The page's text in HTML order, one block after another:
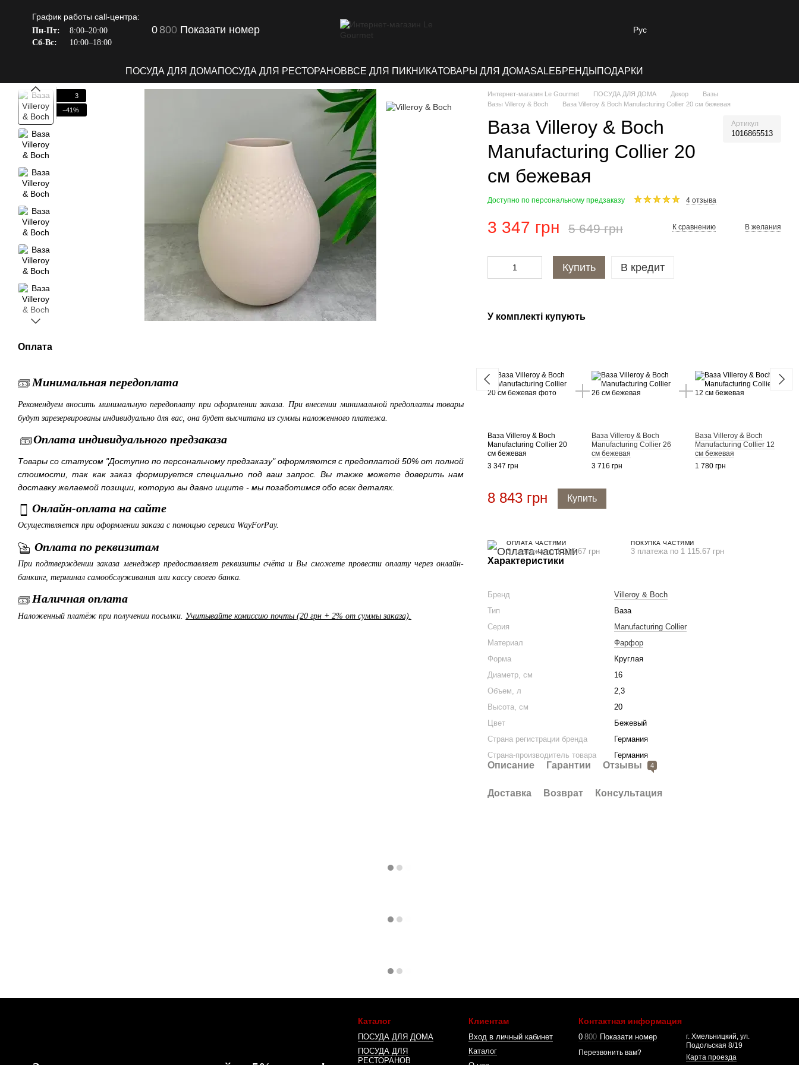
График работы call-центра:
Пн-Пт:
8:00–20:00
Сб-Вс:
10:00–18:00
0800 Показати номер Рус
ПОСУДА ДЛЯ ДОМАПОСУДА ДЛЯ РЕСТОРАНОВВСЕ ДЛЯ ПИКНИКАТОВАРЫ ДЛЯ ДОМАSALEБРЕНДЫ ПОДАРКИ
3
−41%
Оплата
Минимальная передоплата
Рекомендуем вносить минимальную передоплату при оформлении заказа. При внесении минимальной предоплаты товары
будут зарезервированы индивидуально для вас, она будет высчитана из суммы наложенного платежа.
Оплата индивидуального предзаказа
Товары со статусом "Доступно по персональному предзаказу" оформляются с предоплатой 50% от полной
стоимости, так как заказ формируется специально под ваш запрос. Вы также можете доверить нам
доставку желаемой позиции, которую вы давно ищите - мы позаботимся обо всех деталях.
Онлайн-оплата на сайте
Осуществляется при оформлении заказа с помощью сервиса WayForPay.
Оплата по реквизитам
При подтверждении заказа менеджер предоставляет реквизиты счёта и Вы сможете провести оплату через онлайн-
банкинг, терминал самообслуживания или кассу своего банка.
Наличная оплата
Наложенный платёж при получении посылки. Учитывайте комиссию почты (20 грн + 2% от суммы заказа).
Интернет-магазин Le Gourmet ПОСУДА ДЛЯ ДОМА Декор
Вазы
Вазы Villeroy & Boch
Ваза Villeroy & Boch Manufacturing Collier 20 см бежевая
Ваза Villeroy & Boch
Manufacturing Collier 20
см бежевая
Артикул
1016865513
Доступно по персональному предзаказу 4 отзыва
3 347 грн 5 649 грн К сравнению В желания
Купить В кредит
У комплекті купують
Ваза Villeroy & Boch
Manufacturing Collier 20
см бежевая
3 347 грн
Ваза Villeroy & Boch
Manufacturing Collier 26
см бежевая
3 716 грн
Ваза Villeroy & Boch
Manufacturing Collier 12
см бежевая
1 780 грн
8 843 грн Купить
ОПЛАТА ЧАСТЯМИ
3 платежа по 1 115.67 грн
ПОКУПКА ЧАСТЯМИ
3 платежа по 1 115.67 грн
Характеристики
Бренд
Villeroy & Boch
Тип
Ваза
Серия
Manufacturing Collier
Материал
Фарфор
Форма
Круглая
Диаметр, см
16
Объем, л
2,3
Высота, см
20
Цвет
Бежевый
Страна регистрации бренда
Германия
Страна-производитель товара
Германия
Описание Гарантии Отзывы 4
Доставка Возврат Консультация
Каталог
ПОСУДА ДЛЯ ДОМА
ПОСУДА ДЛЯ
РЕСТОРАНОВ
Клиентам
Вход в личный кабинет
Каталог
Контактная информация
0 800 Показати номер
Перезвонить вам?
г. Хмельницкий, ул.
Подольская 8/19
Карта проезда